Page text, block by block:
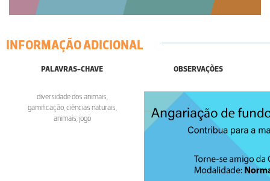
INFORMAÇÃO ADICIONAL
PALAVRAS-CHAVE
diversidade dos animais,
gamificação, ciências naturais,
animais, jogo
OBSERVAÇÕES